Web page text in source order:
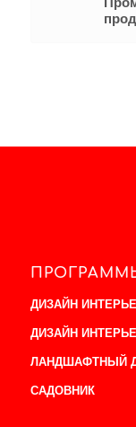
ДИЗАЙН
ДИЗАЙН
ЛАНДШАФТНЫЙ
САДОВНИК